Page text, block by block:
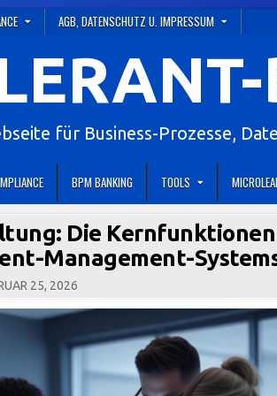
AGB, DATENSCHUTZ U. IMPRESSUM
für Business-Prozesse,
BPM BANKING TOOLS
Die Kernfunktionen
Management-
25, 2026